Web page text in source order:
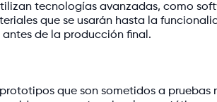
tecnologías avanzadas, como
que se usarán hasta la
de la producción final.
que son sometidos a pruebas